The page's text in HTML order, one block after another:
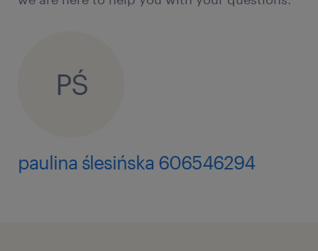
PŚ
paulina ślesińska 606546294